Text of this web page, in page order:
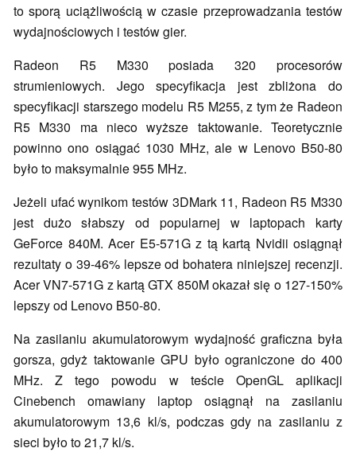
to sporą uciążliwością w czasie przeprowadzania testów
wydajnościowych i testów gier.
Radeon R5 M330 posiada 320 procesorów
strumieniowych. Jego specyfikacja jest zbliżona do
specyfikacji starszego modelu R5 M255, z tym że Radeon
R5 M330 ma nieco wyższe taktowanie. Teoretycznie
powinno ono osiągać 1030 MHz, ale w Lenovo B50-80
było to maksymalnie 955 MHz.
Jeżeli ufać wynikom testów 3DMark 11, Radeon R5 M330
jest dużo słabszy od popularnej w laptopach karty
GeForce 840M. Acer E5-571G z tą kartą Nvidii osiągnął
rezultaty o 39-46% lepsze od bohatera niniejszej recenzji.
Acer VN7-571G z kartą GTX 850M okazał się o 127-150%
lepszy od Lenovo B50-80.
Na zasilaniu akumulatorowym wydajność graficzna była
gorsza, gdyż taktowanie GPU było ograniczone do 400
MHz. Z tego powodu w teście OpenGL aplikacji
Cinebench omawiany laptop osiągnął na zasilaniu
akumulatorowym 13,6 kl/s, podczas gdy na zasilaniu z
sieci było to 21,7 kl/s.